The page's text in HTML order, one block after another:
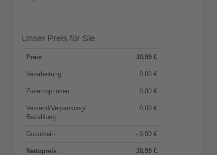
Unser Preis für Sie
Preis 30,99 €
Verarbeitung 0,00 €
Zusatzoptionen 0,00 €
Versand/Verpackung/
Bezahlung
0,00 €
Gutschein - 0,00 €
Nettopreis 30,99 €